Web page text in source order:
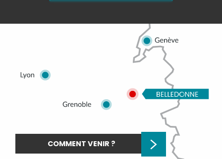
COMMENT VENIR ?